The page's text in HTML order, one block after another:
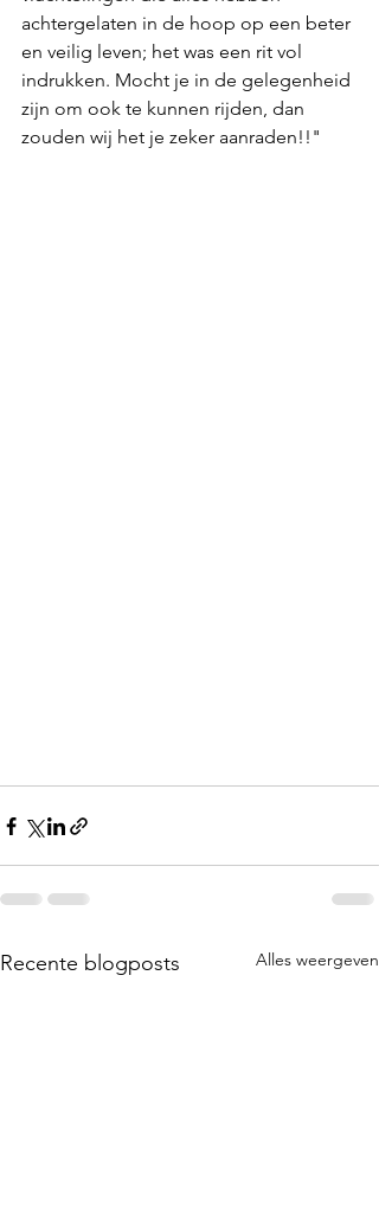
achtergelaten in de hoop op een beter
en veilig leven; het was een rit vol
indrukken. Mocht je in de gelegenheid
zijn om ook te kunnen rijden, dan
zouden wij het je zeker aanraden!!"
Recente blogposts Alles weergeven